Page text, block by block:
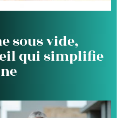
sous vide,
qui simplifie